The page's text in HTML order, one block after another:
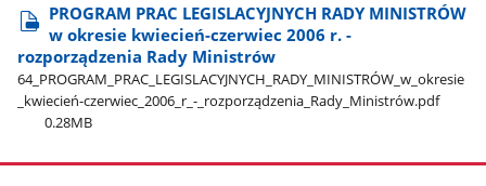
PROGRAM PRAC LEGISLACYJNYCH RADY MINISTRÓW
w okresie kwiecień-czerwiec 2006 r. -
rozporządzenia Rady Ministrów
64​_PROGRAM​_PRAC​_LEGISLACYJNYCH​_RADY​_MINISTRÓW​_w​_okresie​
_kwiecień-czerwiec​_2006​_r​_-​_rozporządzenia​_Rady​_Ministrów.pdf
0.28MB